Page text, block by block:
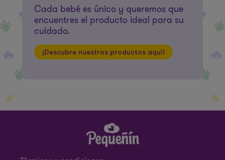
Cada bebé es único y queremos que
encuentres el producto ideal para su
cuidado.
¡Descubre nuestros productos aquí!